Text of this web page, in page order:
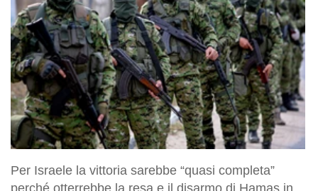
Per Israele la vittoria sarebbe “quasi completa”
perché otterrebbe la resa e il disarmo di Hamas in